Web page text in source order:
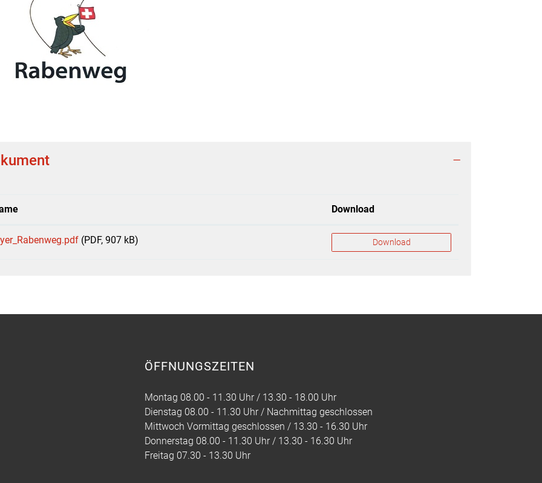
Download
(PDF, 907 kB) Download
ÖFFNUNGSZEITEN
Montag 08.00 - 11.30 Uhr / 13.30 - 18.00 Uhr
Dienstag 08.00 - 11.30 Uhr / Nachmittag geschlossen
Mittwoch Vormittag geschlossen / 13.30 - 16.30 Uhr
Donnerstag 08.00 - 11.30 Uhr / 13.30 - 16.30 Uhr
Freitag 07.30 - 13.30 Uhr